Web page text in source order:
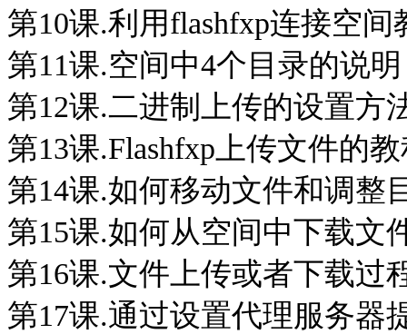
第10课.利用flashfxp连接空间
第11课.空间中4个目录的说明
第12课.二进制上传的设置方
第13课.Flashfxp上传文件的
第14课.如何移动文件和调整
第15课.如何从空间中下载文
第16课.文件上传或者下载过
第17课.通过设置代理服务器